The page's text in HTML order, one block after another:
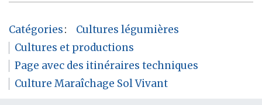
Catégories:
Cultures légumières
Cultures et productions
Page avec des itinéraires techniques
Culture Maraîchage Sol Vivant